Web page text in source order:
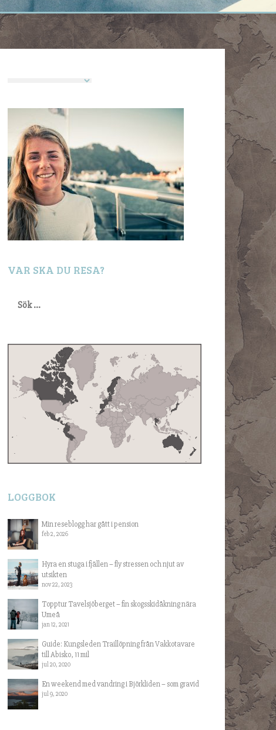
VAR SKA DU RESA?
efter:
LOGGBOK
Min reseblogg har gått i pension
feb 2, 2026
Hyra en stuga i fjällen – fly stressen och njut av
utsikten
nov 22, 2023
Topptur Tavelsjöberget – fin skogsskidåkning nära
Umeå
jan 12, 2021
Guide: Kungsleden Traillöpning från Vakkotavare
till Abisko, 11 mil
jul 20, 2020
En weekend med vandring i Björkliden – som gravid
jul 9, 2020